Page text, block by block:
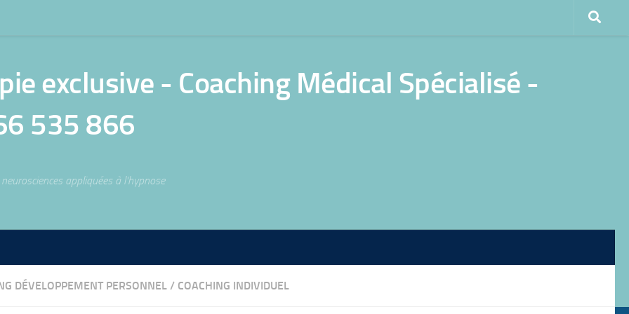
exclusive - Coaching Médical Spécialisé -
535 866
appliquées à l'hypnose
DÉVELOPPEMENT PERSONNEL / COACHING INDIVIDUEL